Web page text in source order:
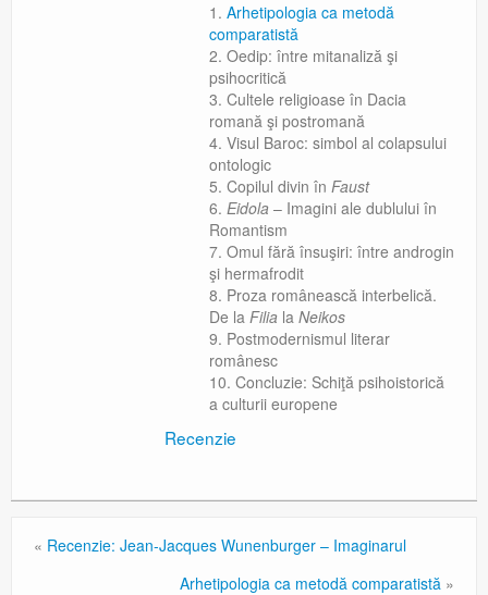
Arhetipologia ca metodă
comparatistă
Oedip: între mitanaliză şi
psihocritică
Cultele religioase în Dacia
romană şi postromană
Visul Baroc: simbol al colapsului
ontologic
Copilul divin în Faust
Eidola– Imagini ale dublului în
Romantism
Omul fără însuşiri: între androgin
şi hermafrodit
Proza românească interbelică.
De la Filiala Neikos
Postmodernismul literar
românesc
Concluzie: Schiţă psihoistorică
a culturii europene
Recenzie
« Recenzie: Jean-Jacques Wunenburger – Imaginarul
Arhetipologia ca metodă comparatistă »